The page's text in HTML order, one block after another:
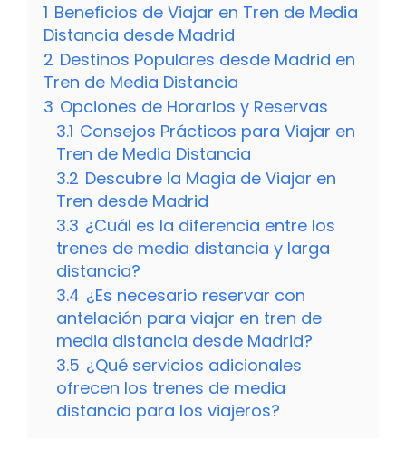
1 Beneficios de Viajar en Tren de Media
Distancia desde Madrid
2 Destinos Populares desde Madrid en
Tren de Media Distancia
3 Opciones de Horarios y Reservas
3.1 Consejos Prácticos para Viajar en
Tren de Media Distancia
3.2 Descubre la Magia de Viajar en
Tren desde Madrid
3.3 ¿Cuál es la diferencia entre los
trenes de media distancia y larga
distancia?
3.4 ¿Es necesario reservar con
antelación para viajar en tren de
media distancia desde Madrid?
3.5 ¿Qué servicios adicionales
ofrecen los trenes de media
distancia para los viajeros?